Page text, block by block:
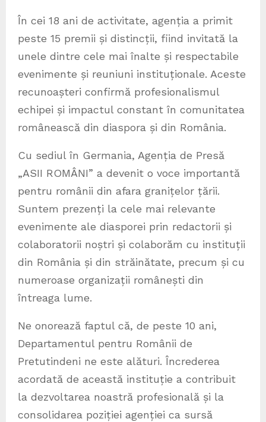
În cei 18 ani de activitate, agenția a primit
peste 15 premii și distincții, fiind invitată la
unele dintre cele mai înalte și respectabile
evenimente și reuniuni instituționale. Aceste
recunoașteri confirmă profesionalismul
echipei și impactul constant în comunitatea
românească din diaspora și din România.
Cu sediul în Germania, Agenția de Presă
„ASII ROMÂNI” a devenit o voce importantă
pentru românii din afara granițelor țării.
Suntem prezenți la cele mai relevante
evenimente ale diasporei prin redactorii și
colaboratorii noștri și colaborăm cu instituții
din România și din străinătate, precum și cu
numeroase organizații românești din
întreaga lume.
Ne onorează faptul că, de peste 10 ani,
Departamentul pentru Românii de
Pretutindeni ne este alături. Încrederea
acordată de această instituție a contribuit
la dezvoltarea noastră profesională și la
consolidarea poziției agenției ca sursă